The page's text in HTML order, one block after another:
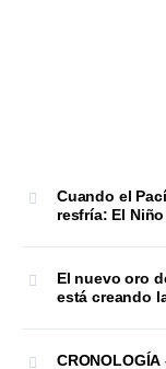
Cuando el
resfría: El
El nuevo oro
está creando
CRONOLOGÍA